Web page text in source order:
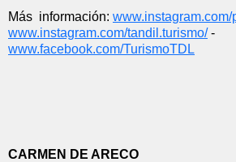
Más  información: www.instagram.com/
www.instagram.com/tandil.turismo/
www.facebook.com/TurismoTDL
CARMEN DE ARECO